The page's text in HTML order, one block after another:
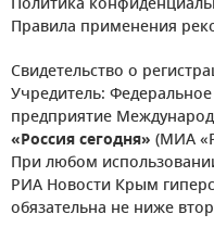
Правила применения
Свидетельство о
Учредитель:
предприятие
«Россия сегодня» (МИА
При любом
РИА Новости Крым
обязательна не ниже